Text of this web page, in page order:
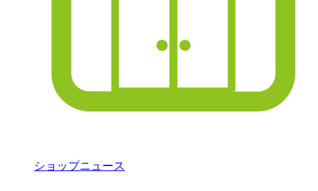
ショップニュース